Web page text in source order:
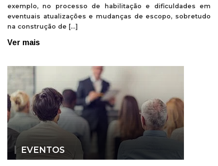
exemplo, no processo de habilitação e dificuldades em
eventuais atualizações e mudanças de escopo, sobretudo
na construção de […]
Ver mais
EVENTOS